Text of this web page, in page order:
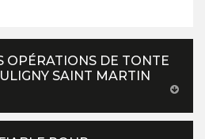
OPÉRATIONS DE TONTE
SAINT MARTIN